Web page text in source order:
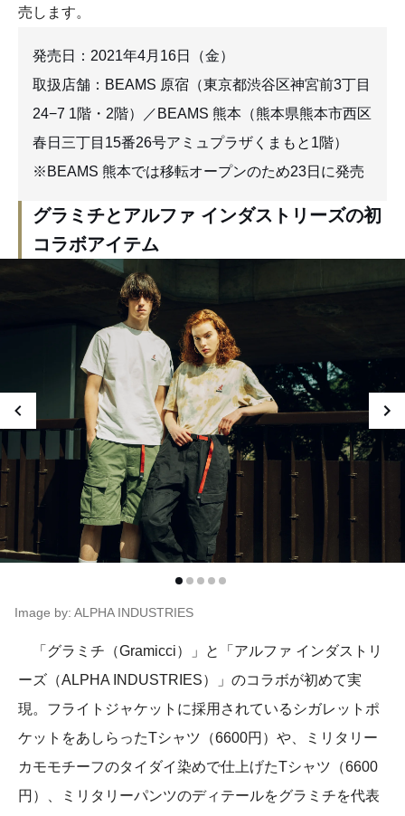
売します。
発売日：2021年4月16日（金）
取扱店舗：BEAMS 原宿（東京都渋谷区神宮前3丁目
24−7 1階・2階）／BEAMS 熊本（熊本県熊本市西区
春日三丁目15番26号アミュプラザくまもと1階）
※BEAMS 熊本では移転オープンのため23日に発売
グラミチとアルファ インダストリーズの初
コラボアイテム
Image by: ALPHA INDUSTRIES
「グラミチ（Gramicci）」と「アルファ インダストリ
ーズ（ALPHA INDUSTRIES）」のコラボが初めて実
現。フライトジャケットに採用されているシガレットポ
ケットをあしらったTシャツ（6600円）や、ミリタリー
カモモチーフのタイダイ染めで仕上げたTシャツ（6600
円）、ミリタリーパンツのディテールをグラミチを代表